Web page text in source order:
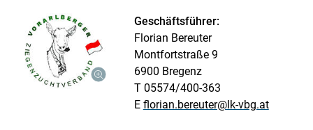
Geschäftsführer:
Florian Bereuter
Montfortstraße 9
6900 Bregenz
T 05574/400-363
E florian.bereuter@lk-vbg.at